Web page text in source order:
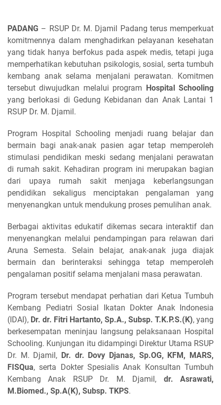
PADANG – RSUP Dr. M. Djamil Padang terus memperkuat
komitmennya dalam menghadirkan pelayanan kesehatan
yang tidak hanya berfokus pada aspek medis, tetapi juga
memperhatikan kebutuhan psikologis, sosial, serta tumbuh
kembang anak selama menjalani perawatan. Komitmen
tersebut diwujudkan melalui program Hospital Schooling
yang berlokasi di Gedung Kebidanan dan Anak Lantai 1
RSUP Dr. M. Djamil.
Program Hospital Schooling menjadi ruang belajar dan
bermain bagi anak-anak pasien agar tetap memperoleh
stimulasi pendidikan meski sedang menjalani perawatan
di rumah sakit. Kehadiran program ini merupakan bagian
dari upaya rumah sakit menjaga keberlangsungan
pendidikan sekaligus menciptakan pengalaman yang
menyenangkan untuk mendukung proses pemulihan anak.
Berbagai aktivitas edukatif dikemas secara interaktif dan
menyenangkan melalui pendampingan para relawan dari
Aruna Semesta. Selain belajar, anak-anak juga diajak
bermain dan berinteraksi sehingga tetap memperoleh
pengalaman positif selama menjalani masa perawatan.
Program tersebut mendapat perhatian dari Ketua Tumbuh
Kembang Pediatri Sosial Ikatan Dokter Anak Indonesia
(IDAI), Dr. dr. Fitri Hartanto, Sp.A., Subsp. T.K.P.S.(K), yang
berkesempatan meninjau langsung pelaksanaan Hospital
Schooling. Kunjungan itu didampingi Direktur Utama RSUP
Dr. M. Djamil, Dr. dr. Dovy Djanas, Sp.OG, KFM, MARS,
FISQua, serta Dokter Spesialis Anak Konsultan Tumbuh
Kembang Anak RSUP Dr. M. Djamil, dr. Asrawati,
M.Biomed., Sp.A(K), Subsp. TKPS.